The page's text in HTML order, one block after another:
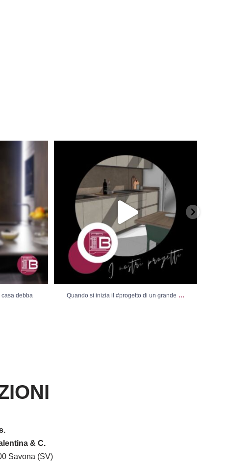
debba essere
debba
Quando si inizia il #progetto di un grande ...
& C.
Savona (SV)